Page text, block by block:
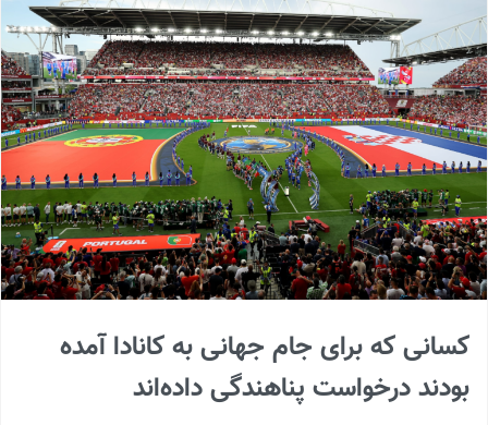
کسانی که برای جام جهانی به کانادا آمده
بودند درخواست پناهندگی داده‌اند